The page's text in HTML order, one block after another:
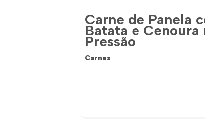
Carne de Panela
Batata e Cenoura
Pressão
Carnes